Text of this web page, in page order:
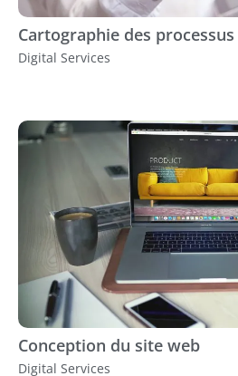
Cartographie des processus
Digital Services
Conception du site web
Digital Services